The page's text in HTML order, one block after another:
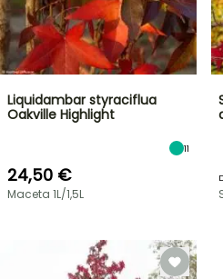
Liquidambar styraciflua
Oakville Highlight
11
24,50 €
Maceta 1L/1,5L